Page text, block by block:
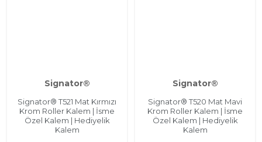
Signator®
Signator® T521 Mat Kırmızı
Krom Roller Kalem | İsme
Özel Kalem | Hediyelik
Kalem
Signator®
Signator® T520 Mat Mavi
Krom Roller Kalem | İsme
Özel Kalem | Hediyelik
Kalem